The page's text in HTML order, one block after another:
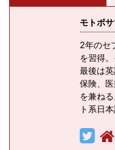
モトボ
2年のセ
を習得
最後は
保険、
を兼ね
ト系日